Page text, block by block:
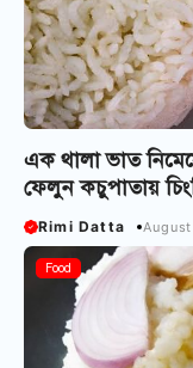
এক থালা ভাত
ফেলুন কচুপাতায়
Rimi Datta
Food